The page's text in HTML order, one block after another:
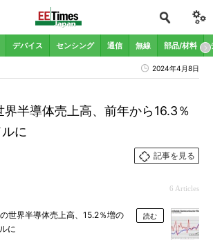
デバイス センシング 通信 無線 部品/材料
2024年4月8日
半導体売上高、前年から16.3％
に
記事を見る
6 Articles
世界半導体売上高、15.2％増の
に
読む